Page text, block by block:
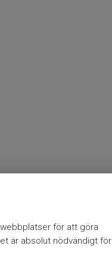
för att göra
är absolut nödvändigt för